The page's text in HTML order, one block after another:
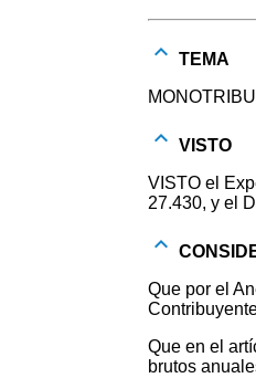
TEMA
VISTO
VISTO el
27.430, y el
Que por el
Que en el
brutos